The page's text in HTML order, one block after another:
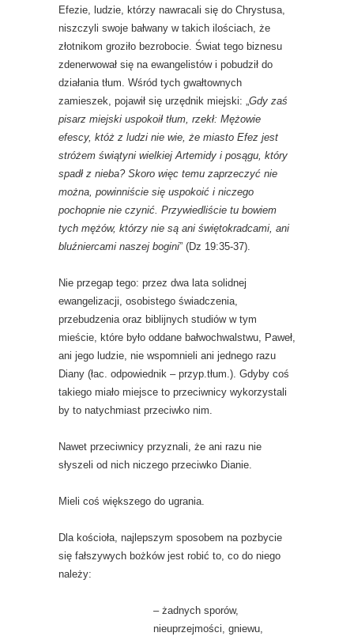
Efezie, ludzie, którzy nawracali się do Chrystusa,
niszczyli swoje bałwany w takich ilościach, że
złotnikom groziło bezrobocie. Świat tego biznesu
zdenerwował się na ewangelistów i pobudził do
działania tłum. Wśród tych gwałtownych
zamieszek, pojawił się urzędnik miejski: „Gdy zaś
pisarz miejski uspokoił tłum, rzekł: Mężowie
efescy, któż z ludzi nie wie, że miasto Efez jest
stróżem świątyni wielkiej Artemidy i posągu, który
spadł z nieba? Skoro więc temu zaprzeczyć nie
można, powinniście się uspokoić i niczego
pochopnie nie czynić. Przywiedliście tu bowiem
tych mężów, którzy nie są ani świętokradcami, ani
bluźniercami naszej bogini” (Dz 19:35-37).
Nie przegap tego: przez dwa lata solidnej
ewangelizacji, osobistego świadczenia,
przebudzenia oraz biblijnych studiów w tym
mieście, które było oddane bałwochwalstwu, Paweł,
ani jego ludzie, nie wspomnieli ani jednego razu
Diany (łac. odpowiednik – przyp.tłum.). Gdyby coś
takiego miało miejsce to przeciwnicy wykorzystali
by to natychmiast przeciwko nim.
Nawet przeciwnicy przyznali, że ani razu nie
słyszeli od nich niczego przeciwko Dianie.
Mieli coś większego do ugrania.
Dla kościoła, najlepszym sposobem na pozbycie
się fałszywych bożków jest robić to, co do niego
należy:
– żadnych sporów,
nieuprzejmości, gniewu,